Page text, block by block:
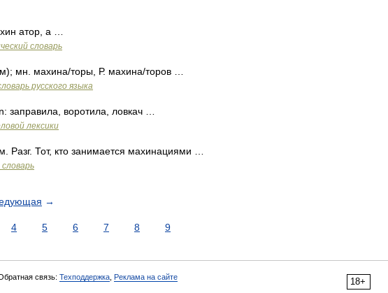
атор, а …
словарь
мн. махина/торы, Р. махина/торов …
русского языка
заправила, воротила, ловкач …
лексики
Разг. Тот, кто занимается махинациями …
→
4 5 6 7 8 9
18+
связь: Техподдержка Реклама на сайте